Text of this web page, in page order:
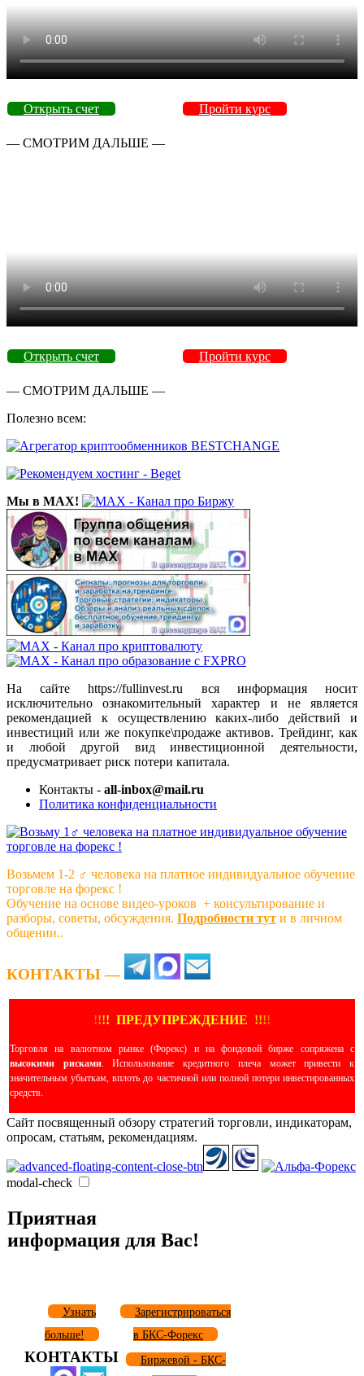
Открыть счет Пройти курс
— СМОТРИМ ДАЛЬШЕ —
Открыть счет Пройти курс
— СМОТРИМ ДАЛЬШЕ —
Полезно всем:
Мы в MAX!
На сайте https://fullinvest.ru вся информация носит
исключительно ознакомительный характер и не является
рекомендацией к осуществлению каких-либо действий и
инвестиций или же покупке\продаже активов. Трейдинг, как
и любой другой вид инвестиционной деятельности,
предусматривает риск потери капитала.
Контакты - all-inbox@mail.ru
Политика конфиденциальности
Возьмем 1-2 ‍♂️ человека на платное индивидуальное обучение
торговле на форекс !
Обучение на основе видео-уроков ️ + консультирование и
разборы, советы, обсуждения. Подробности тут и в личном
общении..
КОНТАКТЫ —
!!!! ПРЕДУПРЕЖДЕНИЕ !!!!
Торговля на валютном рынке (Форекс) и на фондовой бирже сопряжена с
высокими рисками. Использование кредитного плеча может привести к
значительным убыткам, вплоть до частичной или полной потери инвестированных
средств.
Сайт посвященный обзору стратегий торговли, индикаторам,
опросам, статьям, рекомендациям.
modal-check
Приятная
информация для Вас!
Узнать
больше!
Зарегистрироваться
в БКС-Форекс
КОНТАКТЫ
Биржевой - БКС-